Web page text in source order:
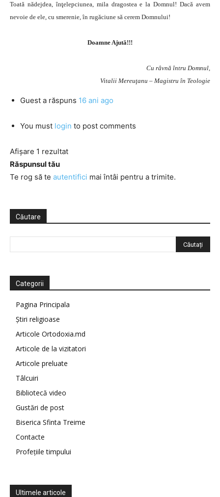
Toată nădejdea, înţelepciunea, mila dragostea e la Domnul! Dacă avem
nevoie de ele, cu smerenie, în rugăciune să cerem Domnului!
Doamne Ajută!!!
Cu râvnă întru Domnul,
Vitalii Mereuţanu – Magistru în Teologie
Guest a răspuns 16 ani ago
You must login to post comments
Afișare 1 rezultat
Răspunsul tău
Te rog să te autentifici mai întâi pentru a trimite.
Căutare
Categorii
Pagina Principala
Știri religioase
Articole Ortodoxia.md
Articole de la vizitatori
Articole preluate
Tâlcuiri
Bibliotecă video
Gustări de post
Biserica Sfinta Treime
Contacte
Profețiile timpului
Ultimele articole